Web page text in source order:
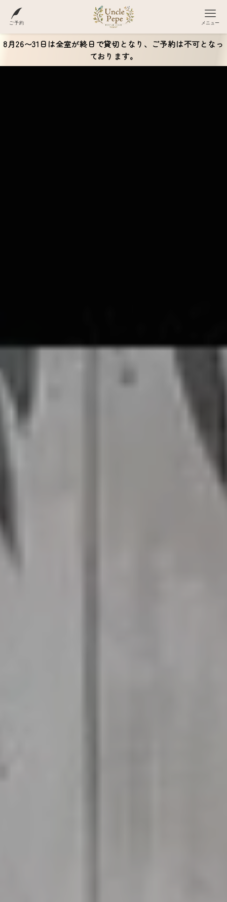
ご予約 メニュー
8月26〜31日は全室が終日で貸切となり、ご予約は不可となっ
ております。